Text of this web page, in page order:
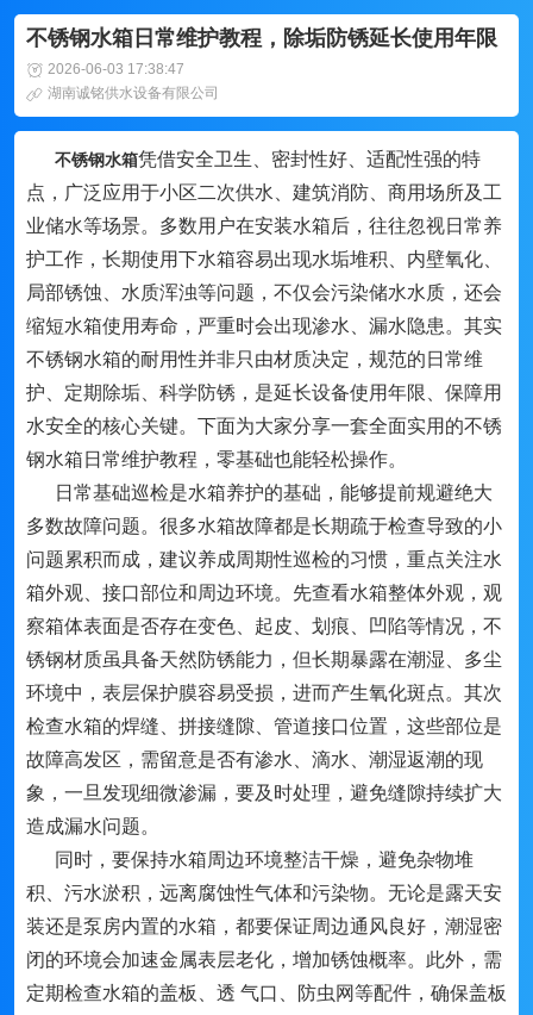
不锈钢水箱日常维护教程，除垢防锈延长使用年限
2026-06-03 17:38:47
湖南诚铭供水设备有限公司
不锈钢水箱凭借安全卫生、密封性好、适配性强的特
点，广泛应用于小区二次供水、建筑消防、商用场所及工
业储水等场景。多数用户在安装水箱后，往往忽视日常养
护工作，长期使用下水箱容易出现水垢堆积、内壁氧化、
局部锈蚀、水质浑浊等问题，不仅会污染储水水质，还会
缩短水箱使用寿命，严重时会出现渗水、漏水隐患。其实
不锈钢水箱的耐用性并非只由材质决定，规范的日常维
护、定期除垢、科学防锈，是延长设备使用年限、保障用
水安全的核心关键。下面为大家分享一套全面实用的不锈
钢水箱日常维护教程，零基础也能轻松操作。
日常基础巡检是水箱养护的基础，能够提前规避绝大
多数故障问题。很多水箱故障都是长期疏于检查导致的小
问题累积而成，建议养成周期性巡检的习惯，重点关注水
箱外观、接口部位和周边环境。先查看水箱整体外观，观
察箱体表面是否存在变色、起皮、划痕、凹陷等情况，不
锈钢材质虽具备天然防锈能力，但长期暴露在潮湿、多尘
环境中，表层保护膜容易受损，进而产生氧化斑点。其次
检查水箱的焊缝、拼接缝隙、管道接口位置，这些部位是
故障高发区，需留意是否有渗水、滴水、潮湿返潮的现
象，一旦发现细微渗漏，要及时处理，避免缝隙持续扩大
造成漏水问题。
同时，要保持水箱周边环境整洁干燥，避免杂物堆
积、污水淤积，远离腐蚀性气体和污染物。无论是露天安
装还是泵房内置的水箱，都要保证周边通风良好，潮湿密
闭的环境会加速金属表层老化，增加锈蚀概率。此外，需
定期检查水箱的盖板、透 气口、防虫网等配件，确保盖板